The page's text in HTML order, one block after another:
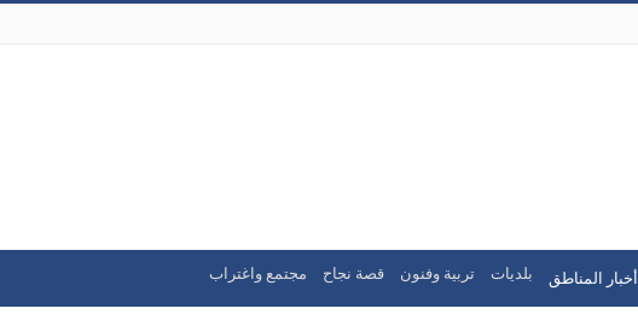
أخبار المناطق بلديات تربية وفنون قصة نجاح مجتمع واغتراب